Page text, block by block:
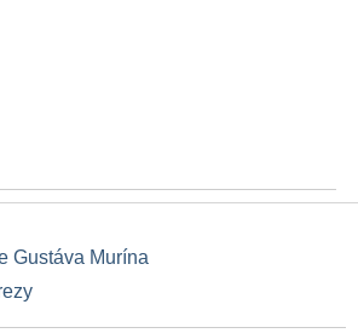
Gustáva Murína